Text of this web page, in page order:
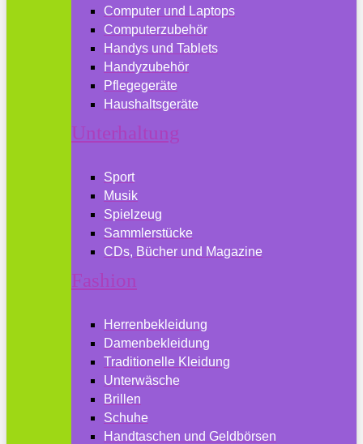
Computer und Laptops
Computerzubehör
Handys und Tablets
Handyzubehör
Pflegegeräte
Haushaltsgeräte
Unterhaltung
Sport
Musik
Spielzeug
Sammlerstücke
CDs, Bücher und Magazine
Fashion
Herrenbekleidung
Damenbekleidung
Traditionelle Kleidung
Unterwäsche
Brillen
Schuhe
Handtaschen und Geldbörsen